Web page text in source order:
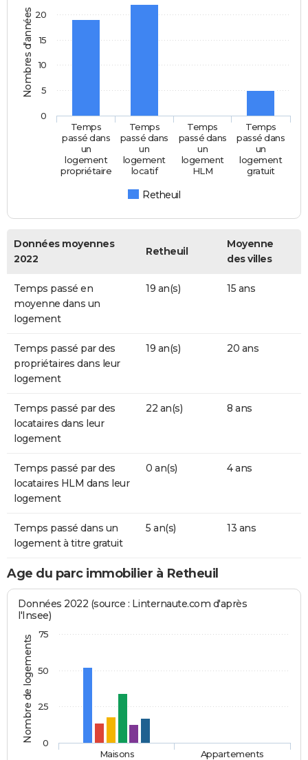
Nombres d'années
Retheuil
Temps
passé dans
un
logement
propriétaire
Temps
passé dans
un
logement
locatif
Temps
passé dans
un
logement
HLM
Temps
passé dans
un
logement
gratuit
0
5
10
15
20
Données moyennes
2022
Retheuil
Moyenne
des villes
Temps passé en
moyenne dans un
logement
19 an(s) 15 ans
Temps passé par des
propriétaires dans leur
logement
19 an(s) 20 ans
Temps passé par des
locataires dans leur
logement
22 an(s) 8 ans
Temps passé par des
locataires HLM dans leur
logement
0 an(s) 4 ans
Temps passé dans un
logement à titre gratuit
5 an(s) 13 ans
Age du parc immobilier à Retheuil
Nombre de logements
Données 2022 (source : Linternaute.com d'après
l'Insee)
Maisons Appartements
0
25
50
75